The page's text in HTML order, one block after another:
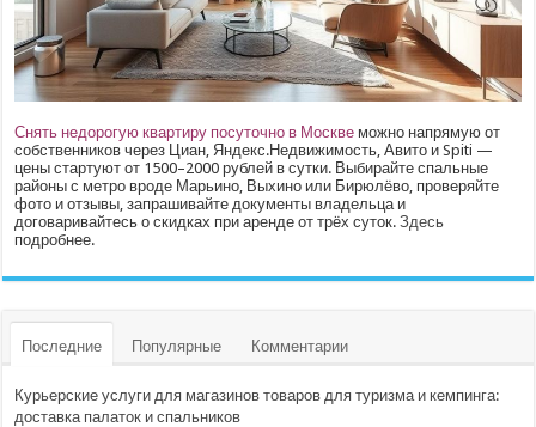
Снять недорогую квартиру посуточно в Москве можно напрямую от
собственников через Циан, Яндекс.Недвижимость, Авито и Spiti —
цены стартуют от 1500–2000 рублей в сутки. Выбирайте спальные
районы с метро вроде Марьино, Выхино или Бирюлёво, проверяйте
фото и отзывы, запрашивайте документы владельца и
договаривайтесь о скидках при аренде от трёх суток.Здесь
подробнее.
Последние Популярные Комментарии
Курьерские услуги для магазинов товаров для туризма и кемпинга:
доставка палаток и спальников